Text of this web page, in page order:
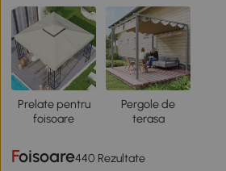
Prelate pentru
foisoare
Pergole de
terasa
Foisoare440 Rezultate